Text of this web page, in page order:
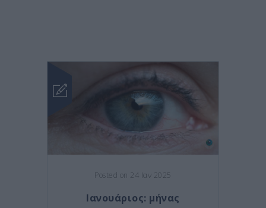
Posted on 24 Ιαν 2025
Ιανουάριος: μήνας